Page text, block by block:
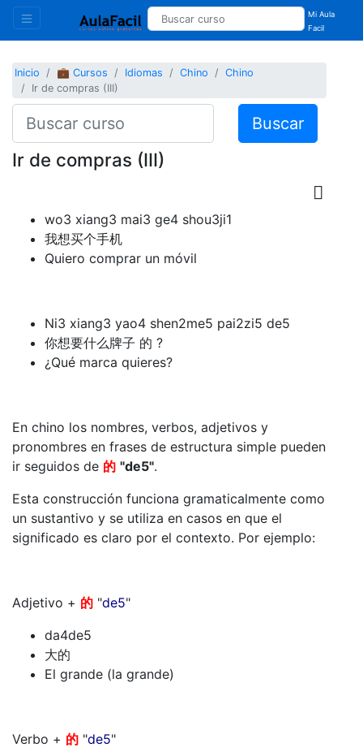
Mi Aula
Facil
Inicio 💼 Cursos Idiomas Chino
Chino
Ir de compras (III)
Buscar
Ir de compras (III)
wo3 xiang3 mai3 ge4 shou3ji1
我想买个手机
Quiero comprar un móvil
Ni3 xiang3 yao4 shen2me5 pai2zi5 de5
你想要什么牌子 的 ?
¿Qué marca quieres?
En chino los nombres, verbos, adjetivos y
pronombres en frases de estructura simple pueden
ir seguidos de 的 "de5".
Esta construcción funciona gramaticalmente como
un sustantivo y se utiliza en casos en que el
significado es claro por el contexto. Por ejemplo:
Adjetivo + 的 "de5"
da4de5
大的
El grande (la grande)
Verbo + 的 "de5"